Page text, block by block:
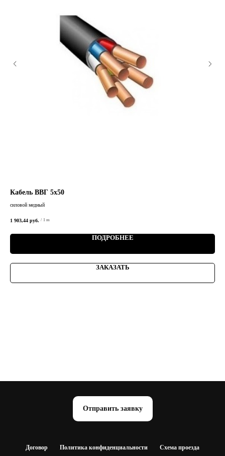
Кабель ВВГ 5х50
силовой медный
1 903,44 руб. / 1 m
ПОДРОБНЕЕ
ЗАКАЗАТЬ
Отправить заявку
Договор Политика конфиденциальности Схема проезда